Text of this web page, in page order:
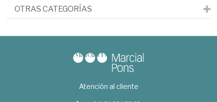
OTRAS CATEGORÍAS
Atención al cliente